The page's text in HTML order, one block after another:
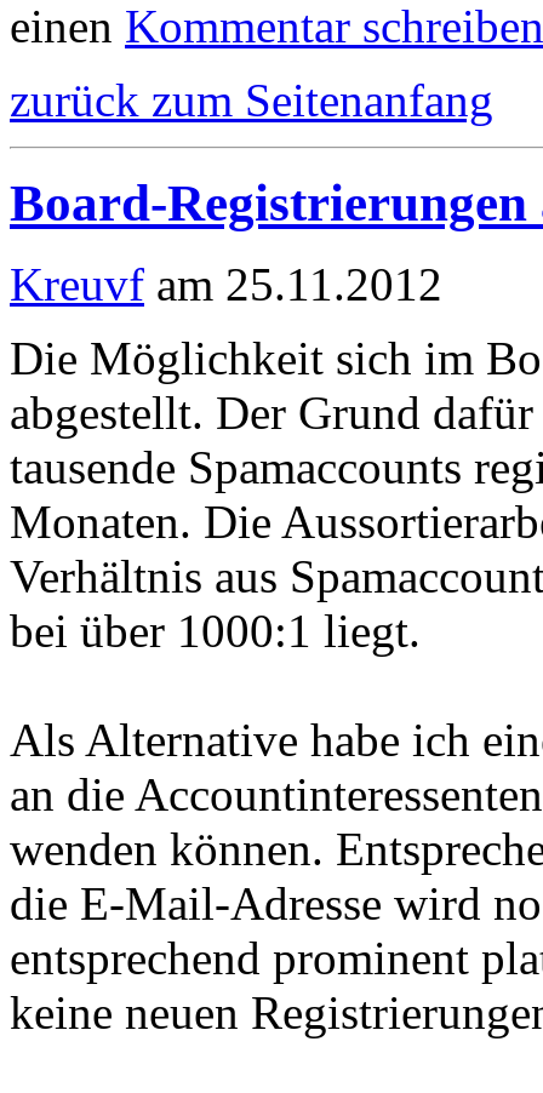
einen Kommentar schreiben
zurück zum Seitenanfang
Board-Registrierungen
Kreuvf am 25.11.2012
Die Möglichkeit sich im
abgestellt. Der Grund
tausende Spamaccounts
Monaten. Die
Verhältnis aus
bei über 1000:1 liegt.
Als Alternative habe ich
an die
wenden können.
die E-Mail-Adresse wird
entsprechend prominent
keine neuen